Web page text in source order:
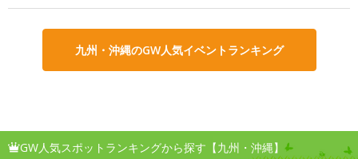
九州・沖縄のGW人気イベントランキング
GW人気スポットランキングから探す【九州・沖縄】